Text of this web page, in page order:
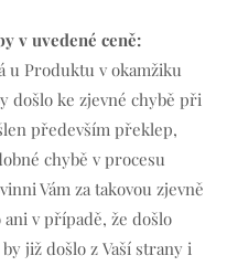
v uvedené ceně:
u Produktu v okamžiku
došlo ke zjevné chybě při
především překlep,
chybě v procesu
Vám za takovou zjevně
v případě, že došlo
již došlo z Vaší strany i